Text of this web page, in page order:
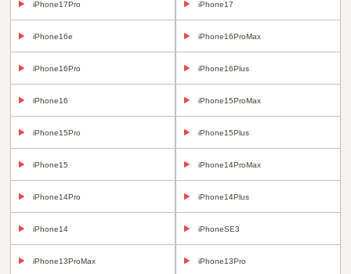
iPhone17Pro iPhone17
iPhone16e iPhone16ProMax
iPhone16Pro iPhone16Plus
iPhone16 iPhone15ProMax
iPhone15Pro iPhone15Plus
iPhone15 iPhone14ProMax
iPhone14Pro iPhone14Plus
iPhone14 iPhoneSE3
iPhone13ProMax iPhone13Pro